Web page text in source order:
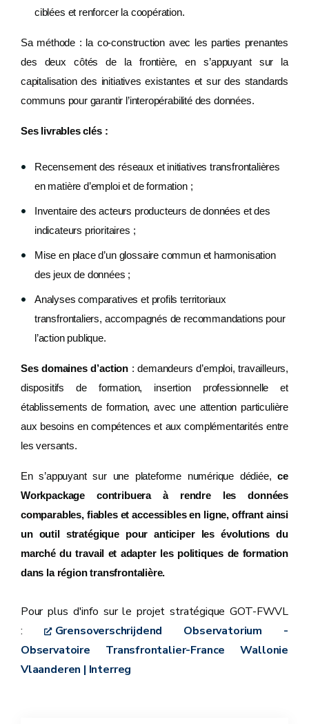
ciblées et renforcer la coopération.
Sa méthode : la co-construction avec les parties prenantes
des deux côtés de la frontière, en s’appuyant sur la
capitalisation des initiatives existantes et sur des standards
communs pour garantir l’interopérabilité des données.
Ses livrables clés :
Recensement des réseaux et initiatives transfrontalières
en matière d’emploi et de formation ;
Inventaire des acteurs producteurs de données et des
indicateurs prioritaires ;
Mise en place d’un glossaire commun et harmonisation
des jeux de données ;
Analyses comparatives et profils territoriaux
transfrontaliers, accompagnés de recommandations pour
l’action publique.
Ses domaines d’action : demandeurs d’emploi, travailleurs,
dispositifs de formation, insertion professionnelle et
établissements de formation, avec une attention particulière
aux besoins en compétences et aux complémentarités entre
les versants.
En s’appuyant sur une plateforme numérique dédiée,ce
Workpackage contribuera à rendre les données
comparables, fiables et accessibles en ligne, offrant ainsi
un outil stratégique pour anticiper les évolutions du
marché du travail et adapter les politiques de formation
dans la région transfrontalière.
Pour plus d'info sur le projet stratégique GOT-FWVL
:
Grensoverschrijdend Observatorium -
Observatoire Transfrontalier-France Wallonie
Vlaanderen | Interreg